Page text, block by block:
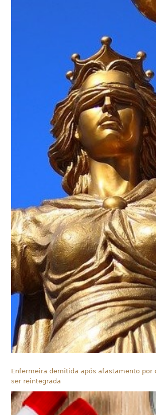
Enfermeira demitida após afastamento por
ser reintegrada